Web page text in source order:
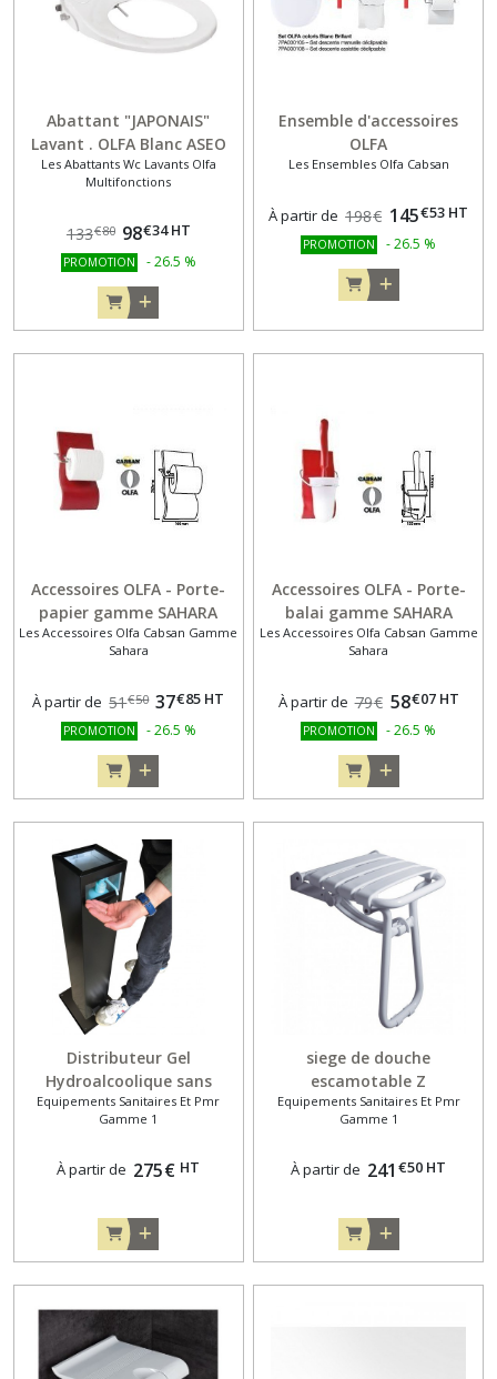
Abattant "JAPONAIS"
Lavant . OLFA Blanc ASEO
Eco
Les Abattants Wc Lavants Olfa
Multifonctions
133€80 98€34 HT
PROMOTION -26.5 %
Ensemble d'accessoires
OLFA
Les Ensembles Olfa Cabsan
À partir de 198€ 145€53 HT
PROMOTION -26.5 %
Accessoires OLFA - Porte-
papier gamme SAHARA
Les Accessoires Olfa Cabsan Gamme
Sahara
À partir de 51€50 37€85 HT
PROMOTION -26.5 %
Accessoires OLFA - Porte-
balai gamme SAHARA
Les Accessoires Olfa Cabsan Gamme
Sahara
À partir de 79€ 58€07 HT
PROMOTION -26.5 %
Distributeur Gel
Hydroalcoolique sans
contact CABSAN
Equipements Sanitaires Et Pmr
Gamme 1
À partir de 275€ HT
siege de douche
escamotable Z
Equipements Sanitaires Et Pmr
Gamme 1
À partir de 241 €50 HT